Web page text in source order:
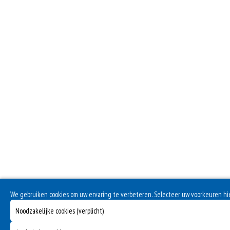
We gebruiken cookies om uw ervaring te verbeteren. Selecteer uw voorkeuren
Noodzakelijke cookies (verplicht)